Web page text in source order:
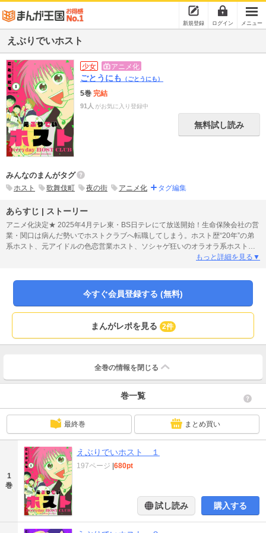
新規登録 ログイン メニュー
えぶりでいホスト
少女 アニメ化
ごとうにも （ごとうにも）
5巻 完結
91人 がお気に入り登録中
無料試し読み
みんなのまんがタグ
ホスト 歌舞伎町 夜の街 アニメ化 タグ編集
あらすじ | ストーリー
アニメ化決定★ 2025年4月テレ東・BS日テレにて放送開始！生命保険会社の営
業・関口は病んだ勢いでホストクラブへ転職してしまう。ホスト歴“20年”の弟
系ホスト、元アイドルの色恋営業ホスト、ソシャゲ狂いのオラオラ系ホストな
どなど「クラブ・ワン」のホストは個性的すぎる面々。関口は「まともな頭で
もないホスト生活をおくることになる。現職ホストも大絶賛！ 現実離れした激
しいギャグなのに異様にリアルと話題沸騰の「夜職」コミック！新規描き下ろ
もっと詳細を見る▼
今すぐ会員登録する (無料)
まんがレポを見る 2件
全巻の情報を 閉じる
巻一覧
最終巻 まとめ買い
1
巻
えぶりでいホスト １
197ページ 680pt
試し読み 購入する